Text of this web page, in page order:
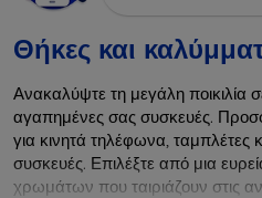
Θήκες και
Ανακαλύψτε τη μεγάλη ποικιλία
αγαπημένες σας συσκευές.
για κινητά τηλέφωνα, ταμπλέτες
συσκευές. Επιλέξτε από μια
χρωμάτων που ταιριάζουν στις